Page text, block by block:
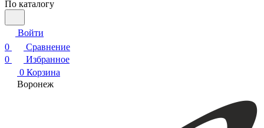
По каталогу
Войти
0
Сравнение
0
Избранное
0 Корзина
Воронеж